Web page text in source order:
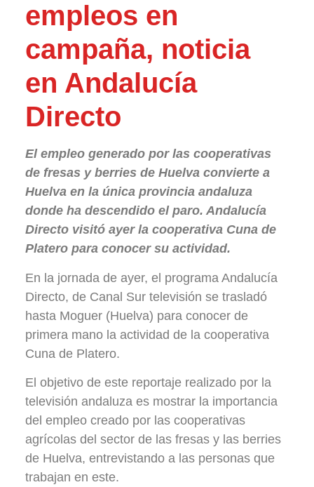
empleos en
campaña, noticia
en Andalucía
Directo
El empleo generado por las cooperativas
de fresas y berries de Huelva convierte a
Huelva en la única provincia andaluza
donde ha descendido el paro. Andalucía
Directo visitó ayer la cooperativa Cuna de
Platero para conocer su actividad.
En la jornada de ayer, el programa Andalucía
Directo, de Canal Sur televisión se trasladó
hasta Moguer (Huelva) para conocer de
primera mano la actividad de la cooperativa
Cuna de Platero.
El objetivo de este reportaje realizado por la
televisión andaluza es mostrar la importancia
del empleo creado por las cooperativas
agrícolas del sector de las fresas y las berries
de Huelva, entrevistando a las personas que
trabajan en este.